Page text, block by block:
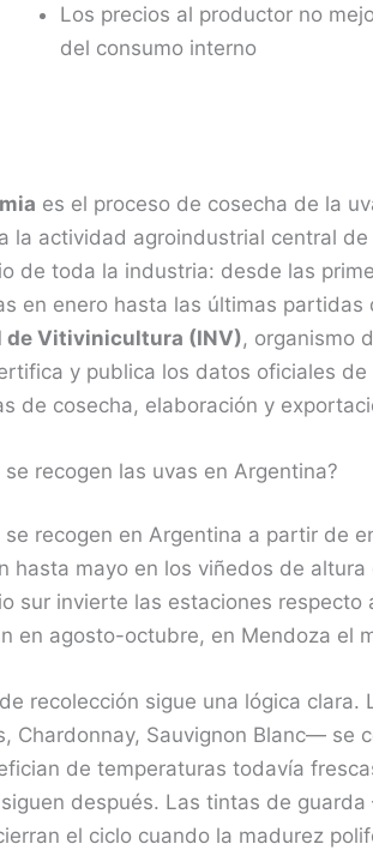
Los precios al productor no
del consumo interno
es el proceso de cosecha de la
la actividad agroindustrial central
de toda la industria: desde las
en enero hasta las últimas
de Vitivinicultura (INV), organismo
y publica los datos oficiales
de cosecha, elaboración y
se recogen las uvas en Argentina?
se recogen en Argentina a partir de
hasta mayo en los viñedos de
sur invierte las estaciones respecto
en agosto-octubre, en Mendoza el
recolección sigue una lógica
Chardonnay, Sauvignon Blanc— se
de temperaturas todavía
después. Las tintas de
el ciclo cuando la madurez